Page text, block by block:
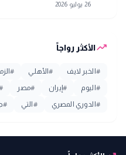
26 يوليو 2026
trending_upالأكثر رواجاً
# الخبر لايف #الأهلي #
# اليوم # إيران #مصر
# الدوري المصري # التي #